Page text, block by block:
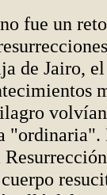
fue un
de Jairo,